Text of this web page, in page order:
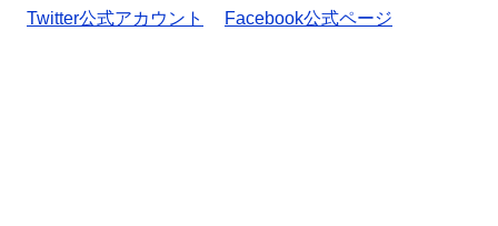
Twitter公式アカウント
Facebook公式ページ